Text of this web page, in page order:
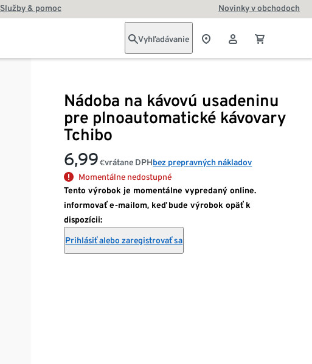
Služby & pomoc Novinky v obchodoch
Vyhľadávanie
Nádoba na kávovú usadeninu
pre plnoautomatické kávovary
Tchibo
6,99 €vrátane DPHbez prepravných nákladov
Momentálne nedostupné
Tento výrobok je momentálne vypredaný online.
informovať e-mailom, keď bude výrobok opäť k
dispozícii:
Prihlásiť alebo zaregistrovať sa